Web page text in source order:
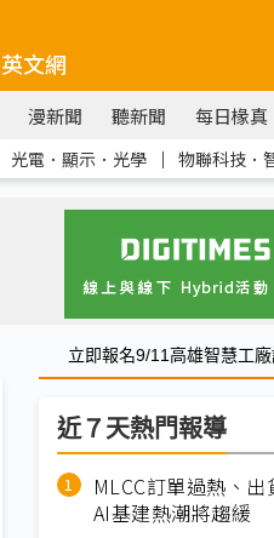
英文網
漫新聞 聽新聞 每日椽真
光電．顯示．光學 ｜ 物聯科技．
立即報名9/11高雄智慧工
近７天熱門報導
MLCC訂單過熱、
AI基建熱潮將趨緩